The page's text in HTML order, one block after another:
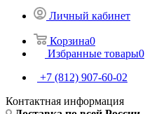
Личный кабинет
Корзина0
Избранные товары0
+7 (812) 907-60-02
Контактная информация